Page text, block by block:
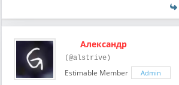
Александр
(@alstrive)
Estimable Member Admin